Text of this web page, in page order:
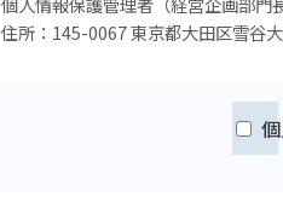
住所：145-0067 東京都大田区雪谷